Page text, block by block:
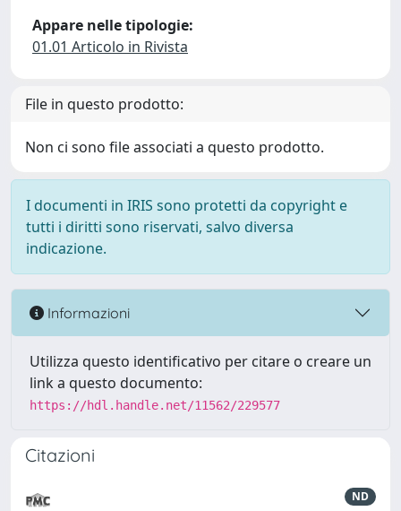
Appare nelle tipologie:
01.01 Articolo in Rivista
File in questo prodotto:
Non ci sono file associati a questo prodotto.
I documenti in IRIS sono protetti da copyright e
tutti i diritti sono riservati, salvo diversa
indicazione.
Informazioni
Utilizza questo identificativo per citare o creare un
link a questo documento:
https://hdl.handle.net/11562/229577
Citazioni
ND